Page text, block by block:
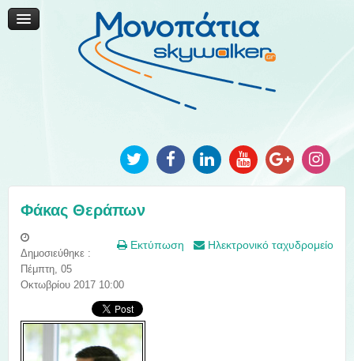
Μονοπάτια Καινοτομίας
Μονοπάτια Τοπικής Ανάπτυξης
Ανακοινώσεις
Φωτογραφίες
Φάκας Θεράπων
Εκτύπωση Ηλεκτρονικό ταχυδρομείο
Δημοσιεύθηκε :
Πέμπτη, 05
Οκτωβρίου 2017 10:00